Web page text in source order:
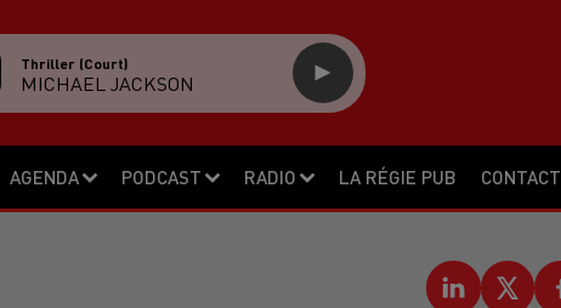
AGENDA PODCAST RADIO LA RÉGIE PUB CONTACT
Thriller (court)
MICHAEL JACKSON